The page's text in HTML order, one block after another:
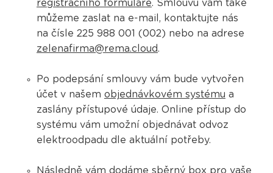
registračního formuláře. Smlouvu vám také
můžeme zaslat na e-mail, kontaktujte nás
na čísle 225 988 001 (002) nebo na adrese
zelenafirma@rema.cloud.
Po podepsání smlouvy vám bude vytvořen
účet v našem objednávkovém systému a
zaslány přístupové údaje. Online přístup do
systému vám umožní objednávat odvoz
elektroodpadu dle aktuální potřeby.
Následně vám dodáme sběrný box pro vaše